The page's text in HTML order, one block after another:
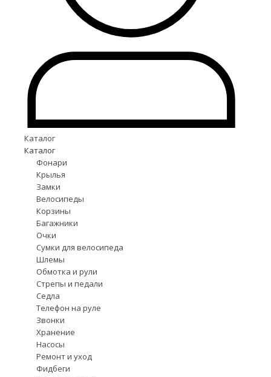
Каталог
Каталог
Фонари
Крылья
Замки
Велосипеды
Корзины
Багажники
Очки
Сумки для велосипеда
Шлемы
Обмотка и рули
Стрепы и педали
Седла
Телефон на руле
Звонки
Хранение
Насосы
Ремонт и уход
Фидбеги